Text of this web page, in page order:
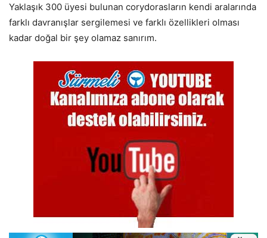
Yaklaşık 300 üyesi bulunan corydorasların kendi aralarında
farklı davranışlar sergilemesi ve farklı özellikleri olması
kadar doğal bir şey olamaz sanırım.